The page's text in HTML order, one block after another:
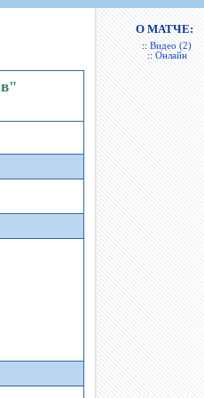
болельщиков
атрибутики
болельщика
и абонементы
на Яндекс Афиша
О МАТЧЕ:
::Видео (2)
::Онлайн